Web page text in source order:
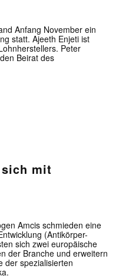
Anfang November ein
statt. Ajeeth Enjeti ist
Peter
Beirat des
mit
Amcis schmieden eine
(Antikörper-
sich zwei europäische
der Branche und erweitern
der spezialisierten